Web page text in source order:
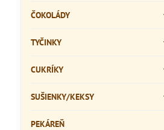
ČOKOLÁDY
TYČINKY
CUKRÍKY
SUŠIENKY/KEKSY
PEKÁREŇ